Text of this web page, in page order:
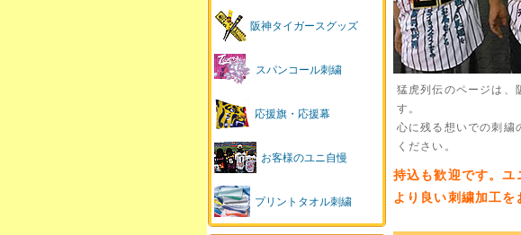
阪神タイガースグッズ
スパンコール刺繍
応援旗・応援幕
お客様のユニ自慢
プリントタオル刺繍
猛虎列伝のページは、
す。
心に残る想いでの刺繍
ください。
持込も歓迎です。ユ
より良い刺繍加工を